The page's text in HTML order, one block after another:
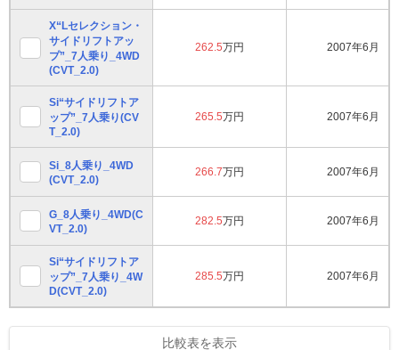
X“Lセレクション・
サイドリフトアッ
プ”_7人乗り_4WD
(CVT_2.0)
262.5万円 2007年6月
Si“サイドリフトア
ップ”_7人乗り(CV
T_2.0)
265.5万円 2007年6月
Si_8人乗り_4WD
(CVT_2.0)
266.7万円 2007年6月
G_8人乗り_4WD(C
VT_2.0)
282.5万円 2007年6月
Si“サイドリフトア
ップ”_7人乗り_4W
D(CVT_2.0)
285.5万円 2007年6月
比較表を表示